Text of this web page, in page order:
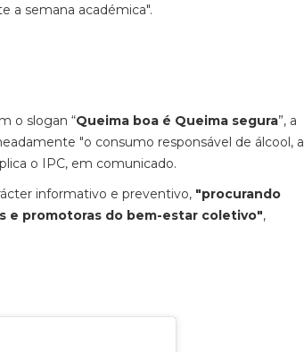
a semana académica".
o slogan “Queima boa é Queima segura”, a
"o consumo responsável de álcool, a
o IPC, em comunicado.
informativo e preventivo, "procurando
e promotoras do bem-estar coletivo",